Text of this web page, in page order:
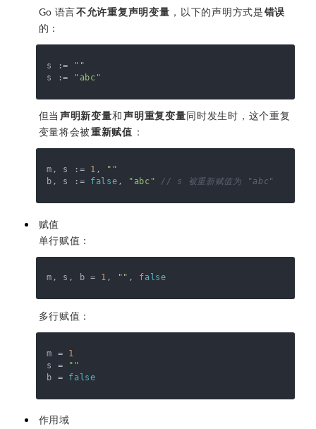
Go 语言不允许重复声明变量 ，以下的声明方式是错误
的：
s :=
""
s :=
"abc"
但当 声明新变量和声明重复变量同时发生时，这个重复
变量将会被重新赋值 ：
m, s := 1 ,
""
b, s := false , "abc" // s 被重新赋值为 "abc"
赋值
单行赋值：
m, s, b = 1 , "" , false
多行赋值：
m = 1
s =
""
b = false
作用域